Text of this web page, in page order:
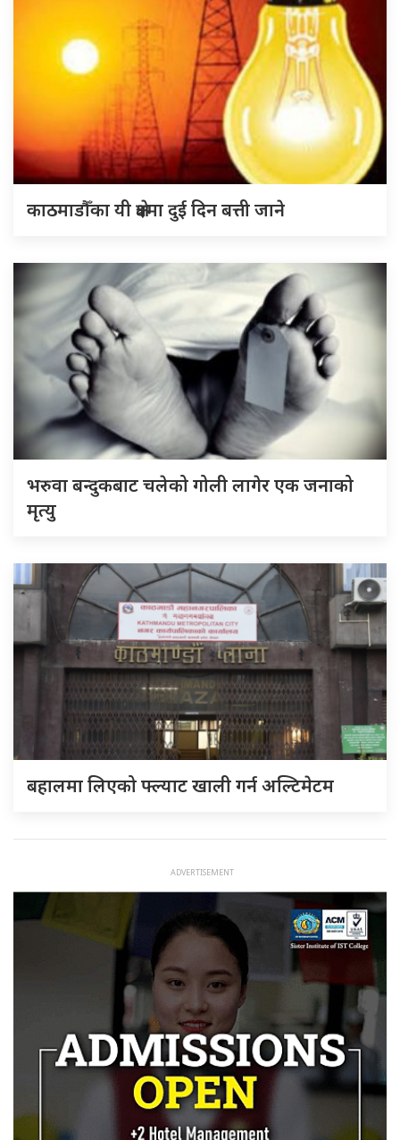
काठमाडौँका यी क्षेत्रमा दुई दिन बत्ती जाने
भरुवा बन्दुकबाट चलेको गोली लागेर एक जनाको
मृत्यु
बहालमा लिएको फ्ल्याट खाली गर्न अल्टिमेटम